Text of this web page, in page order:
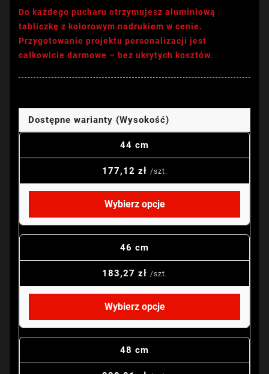
Do każdego pucharu otrzymujesz aluminiową
tabliczkę z kolorowym nadrukiem w cenie.
Przygotowanie projektu personalizacji jest
całkowicie darmowe – bez ukrytych kosztów.
Dostępne warianty (Wysokość)
44 cm
177,12 zł /szt.
Wybierz opcje
46 cm
183,27 zł /szt.
Wybierz opcje
48 cm